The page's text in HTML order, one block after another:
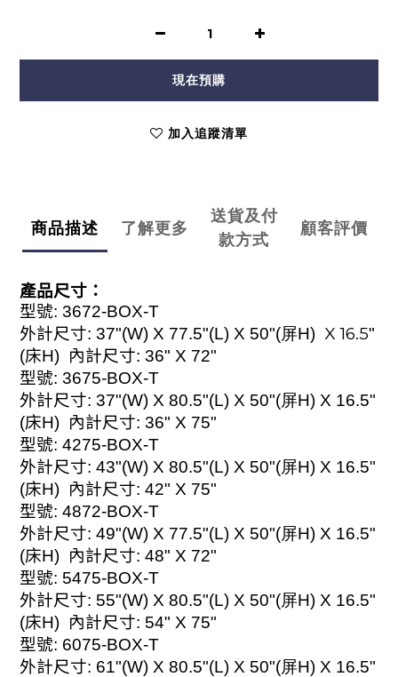
現在預購
加入追蹤清單
商品描述 了解更多
送貨及付
款方式
顧客評價
產品尺寸：
型號: 3672-BOX-T
外計尺寸: 37"(W) X 77.5"(L) X 50"(屏H) X 16.5"
(床H) 內計尺寸: 36" X 72"
型號: 3675-BOX-T
外計尺寸: 37"(W) X 80.5"(L) X 50"(屏H) X 16.5"
(床H) 內計尺寸: 36" X 75"
型號: 4275-BOX-T
外計尺寸: 43"(W) X 80.5"(L) X 50"(屏H) X 16.5"
(床H) 內計尺寸: 42" X 75"
型號: 4872-BOX-T
外計尺寸: 49"(W) X 77.5"(L) X 50"(屏H) X 16.5"
(床H) 內計尺寸: 48" X 72"
型號: 5475-BOX-T
外計尺寸: 55"(W) X 80.5"(L) X 50"(屏H) X 16.5"
(床H) 內計尺寸: 54" X 75"
型號: 6075-BOX-T
外計尺寸: 61"(W) X 80.5"(L) X 50"(屏H) X 16.5"